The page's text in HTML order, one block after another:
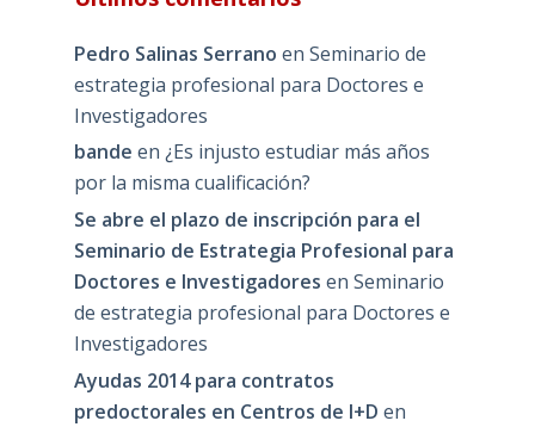
Pedro Salinas Serrano en Seminario de
estrategia profesional para Doctores e
Investigadores
bande en ¿Es injusto estudiar más años
por la misma cualificación?
Se abre el plazo de inscripción para el
Seminario de Estrategia Profesional para
Doctores e Investigadores en Seminario
de estrategia profesional para Doctores e
Investigadores
Ayudas 2014 para contratos
predoctorales en Centros de I+D en